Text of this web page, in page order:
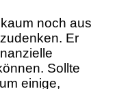
noch aus
Er
Sollte
einige,